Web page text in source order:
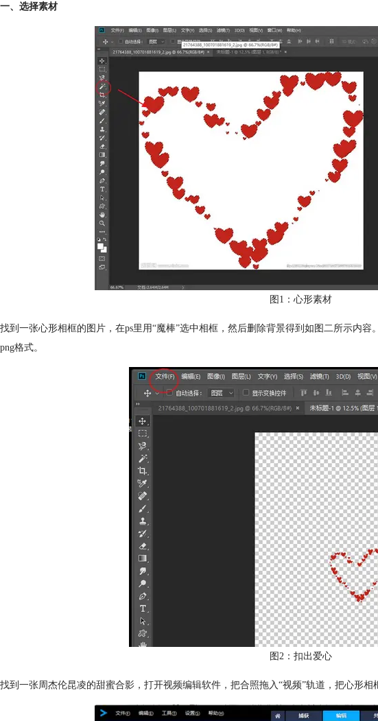
一、选择素材
图1：心形素材
找到一张心形相框的图片，在ps里用“魔棒”选中相框，然后删除背景得到如图二所示内容
png格式。
图2：扣出爱心
找到一张周杰伦昆凌的甜蜜合影，打开视频编辑软件，把合照拖入“视频”轨道，把心形相